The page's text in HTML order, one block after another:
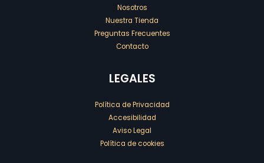
Nosotros
Nuestra Tienda
Preguntas Frecuentes
Contacto
LEGALES
Política de Privacidad
Accesibilidad
Aviso Legal
Política de cookies